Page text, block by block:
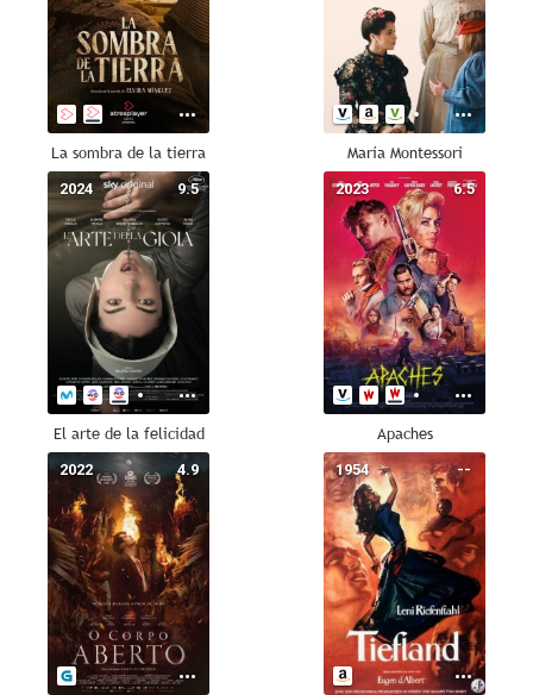
La sombra de la tierra María Montessori
9.5
2024
El arte de la felicidad
6.5
2023
Apaches
4.9
2022 --
1954